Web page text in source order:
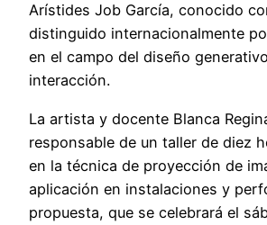
Arístides Job García, conocido
distinguido internacionalmente
en el campo del diseño
interacción.
La artista y docente Blanca
responsable de un taller de diez
en la técnica de proyección de
aplicación en instalaciones y
propuesta, que se celebrará el